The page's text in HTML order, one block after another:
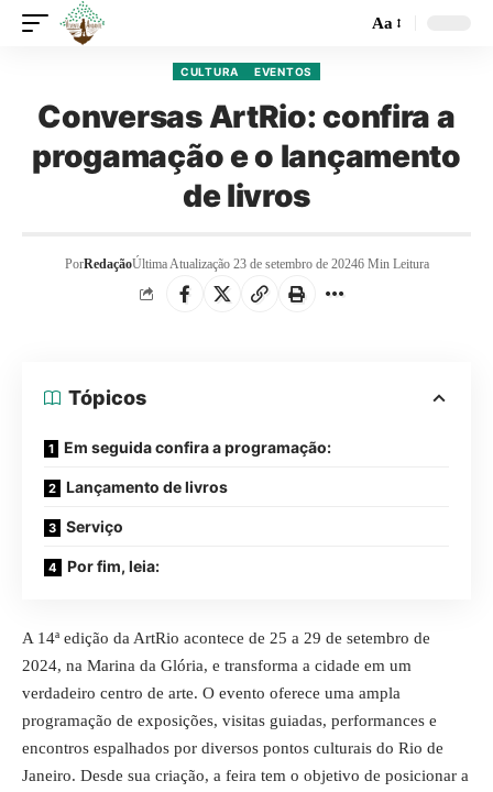
Aa
CULTURA EVENTOS
Conversas ArtRio: confira a
progamação e o lançamento
de livros
PorRedaçãoÚltima Atualização 23 de setembro de 20246 Min Leitura
Tópicos
Em seguida confira a programação:
Lançamento de livros
Serviço
Por fim, leia:
A 14ª edição da ArtRio acontece de 25 a 29 de setembro de
2024, na Marina da Glória, e transforma a cidade em um
verdadeiro centro de arte. O evento oferece uma ampla
programação de exposições, visitas guiadas, performances e
encontros espalhados por diversos pontos culturais do Rio de
Janeiro. Desde sua criação, a feira tem o objetivo de posicionar a